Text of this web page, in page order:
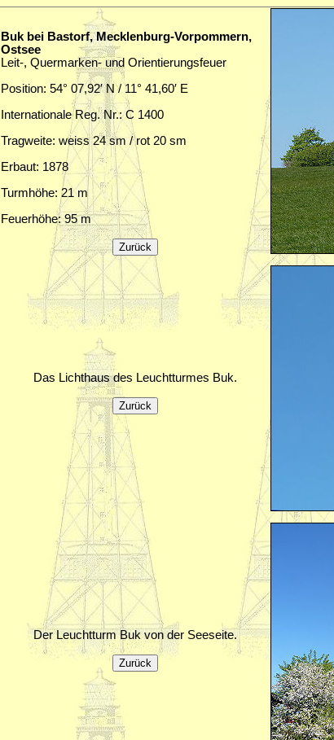
Buk bei Bastorf, Mecklenburg-Vorpommern,
Ostsee
Leit-, Quermarken- und Orientierungsfeuer
Position: 54° 07,92′ N / 11° 41,60′ E
Internationale Reg. Nr.: C 1400
Tragweite: weiss 24 sm / rot 20 sm
Erbaut: 1878
Turmhöhe: 21 m
Feuerhöhe: 95 m
Das Lichthaus des Leuchtturmes Buk.
Der Leuchtturm Buk von der Seeseite.